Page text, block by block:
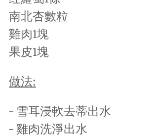
南北杏數粒
雞肉1塊
果皮1塊
做法:
- 雪耳浸軟去蒂出水
- 雞肉洗淨出水